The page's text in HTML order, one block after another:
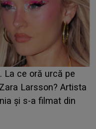
"Casa Iubirii" l-a
CINE ESTE
Aflându-se în fața
IMEDIAT: "Am